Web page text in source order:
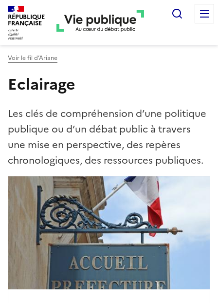
RÉPUBLIQUE
FRANÇAISE
Voir le fil d’Ariane
Eclairage
Les clés de compréhension d’une politique
publique ou d’un débat public à travers
une mise en perspective, des repères
chronologiques, des ressources publiques.